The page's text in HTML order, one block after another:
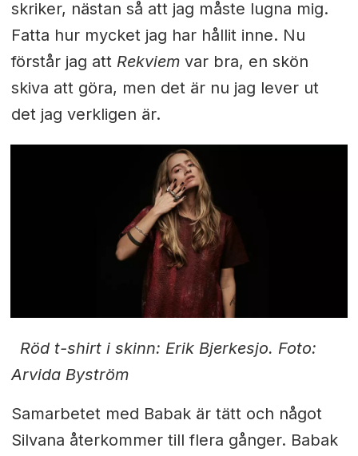
skriker, nästan så att jag måste lugna mig.
Fatta hur mycket jag har hållit inne. Nu
förstår jag att Rekviemvar bra, en skön
skiva att göra, men det är nu jag lever ut
det jag verkligen är.
Röd t-shirt i skinn: Erik Bjerkesjo. Foto:
Arvida Byström
Samarbetet med Babak är tätt och något
Silvana återkommer till flera gånger. Babak